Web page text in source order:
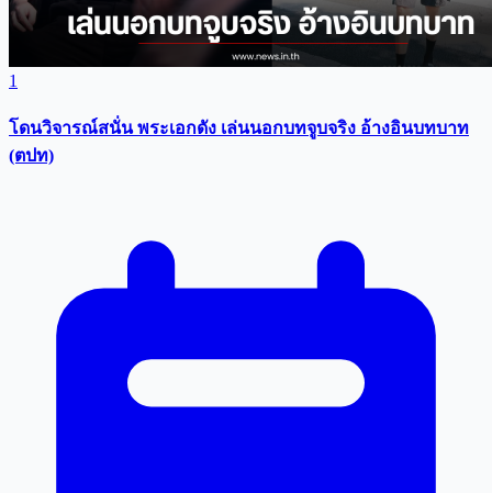
1
โดนวิจารณ์สนั่น พระเอกดัง เล่นนอกบทจูบจริง อ้างอินบทบาท
(ตปท)